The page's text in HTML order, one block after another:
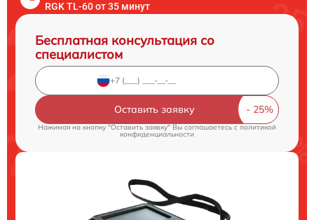
RGK TL-60 от 35 минут
Бесплатная консультация со
специалистом
Оставить заявку
Нажимая на кнопку "Оставить заявку" Вы соглашаетесь cполитикой
конфиденциальности